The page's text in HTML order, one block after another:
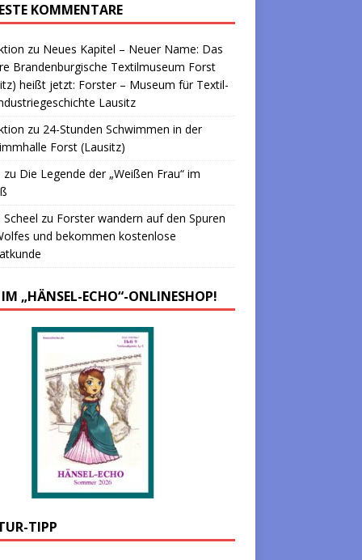
KOMMENTARE
zu Neues Kapitel – Neuer Name: Das
Brandenburgische Textilmuseum Forst
heißt jetzt: Forster – Museum für Textil-
Lausitz
zu 24-Stunden Schwimmen in der
Forst (Lausitz)
zu Die Legende der „Weißen Frau“ im
Scheel zu Forster wandern auf den Spuren
und bekommen kostenlose
„HÄNSEL-ECHO“-ONLINESHOP!
TIPP